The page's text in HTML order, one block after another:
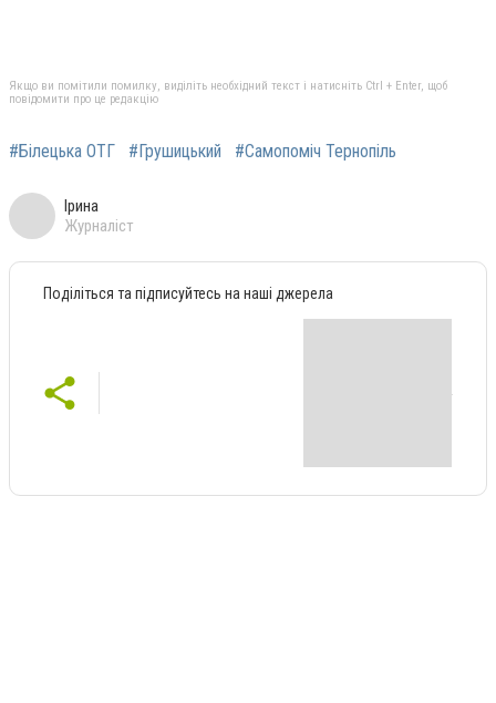
Якщо ви помітили помилку, виділіть необхідний текст і натисніть Ctrl + Enter, щоб
повідомити про це редакцію
#Білецька ОТГ #Грушицький #Самопоміч Тернопіль
Ірина
Журналіст
Поділіться та підписуйтесь на наші джерела